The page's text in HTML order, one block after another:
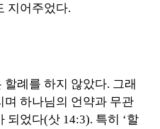
지어주었다.
례를 하지 않았다. 그래
며 하나님의 언약과 무관
되었다(삿 14:3). 특히 ‘할